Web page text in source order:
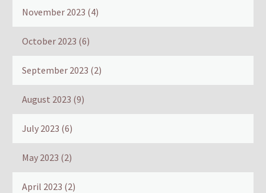
November 2023 (4)
October 2023 (6)
September 2023 (2)
August 2023 (9)
July 2023 (6)
May 2023 (2)
April 2023 (2)